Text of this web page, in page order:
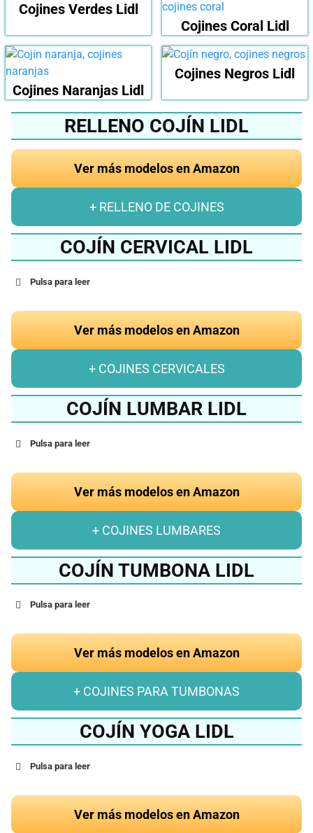
Cojines Verdes Lidl
Cojines Coral Lidl
Cojines Naranjas Lidl
Cojines Negros Lidl
RELLENO COJÍN LIDL
Ver más modelos en Amazon
+ RELLENO DE COJINES
COJÍN CERVICAL LIDL
Pulsa para leer
Ver más modelos en Amazon
+ COJINES CERVICALES
COJÍN LUMBAR LIDL
Pulsa para leer
Ver más modelos en Amazon
+ COJINES LUMBARES
COJÍN TUMBONA LIDL
Pulsa para leer
Ver más modelos en Amazon
+ COJINES PARA TUMBONAS
COJÍN YOGA LIDL
Pulsa para leer
Ver más modelos en Amazon